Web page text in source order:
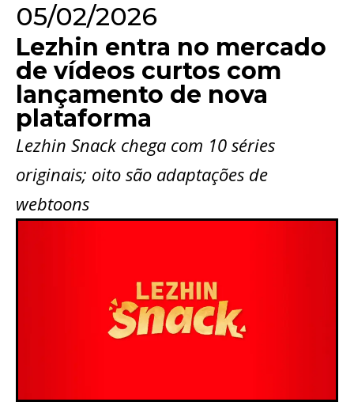
05/02/2026
Lezhin entra no mercado
de vídeos curtos com
lançamento de nova
plataforma
Lezhin Snack chega com 10 séries
originais; oito são adaptações de
webtoons